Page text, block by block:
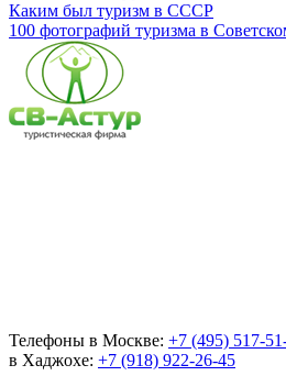
Каким был туризм в СССР
100 фотографий туризма в
Телефоны в Москве: +7 (495) 517-
в Хаджохе: +7 (918) 922-26-45